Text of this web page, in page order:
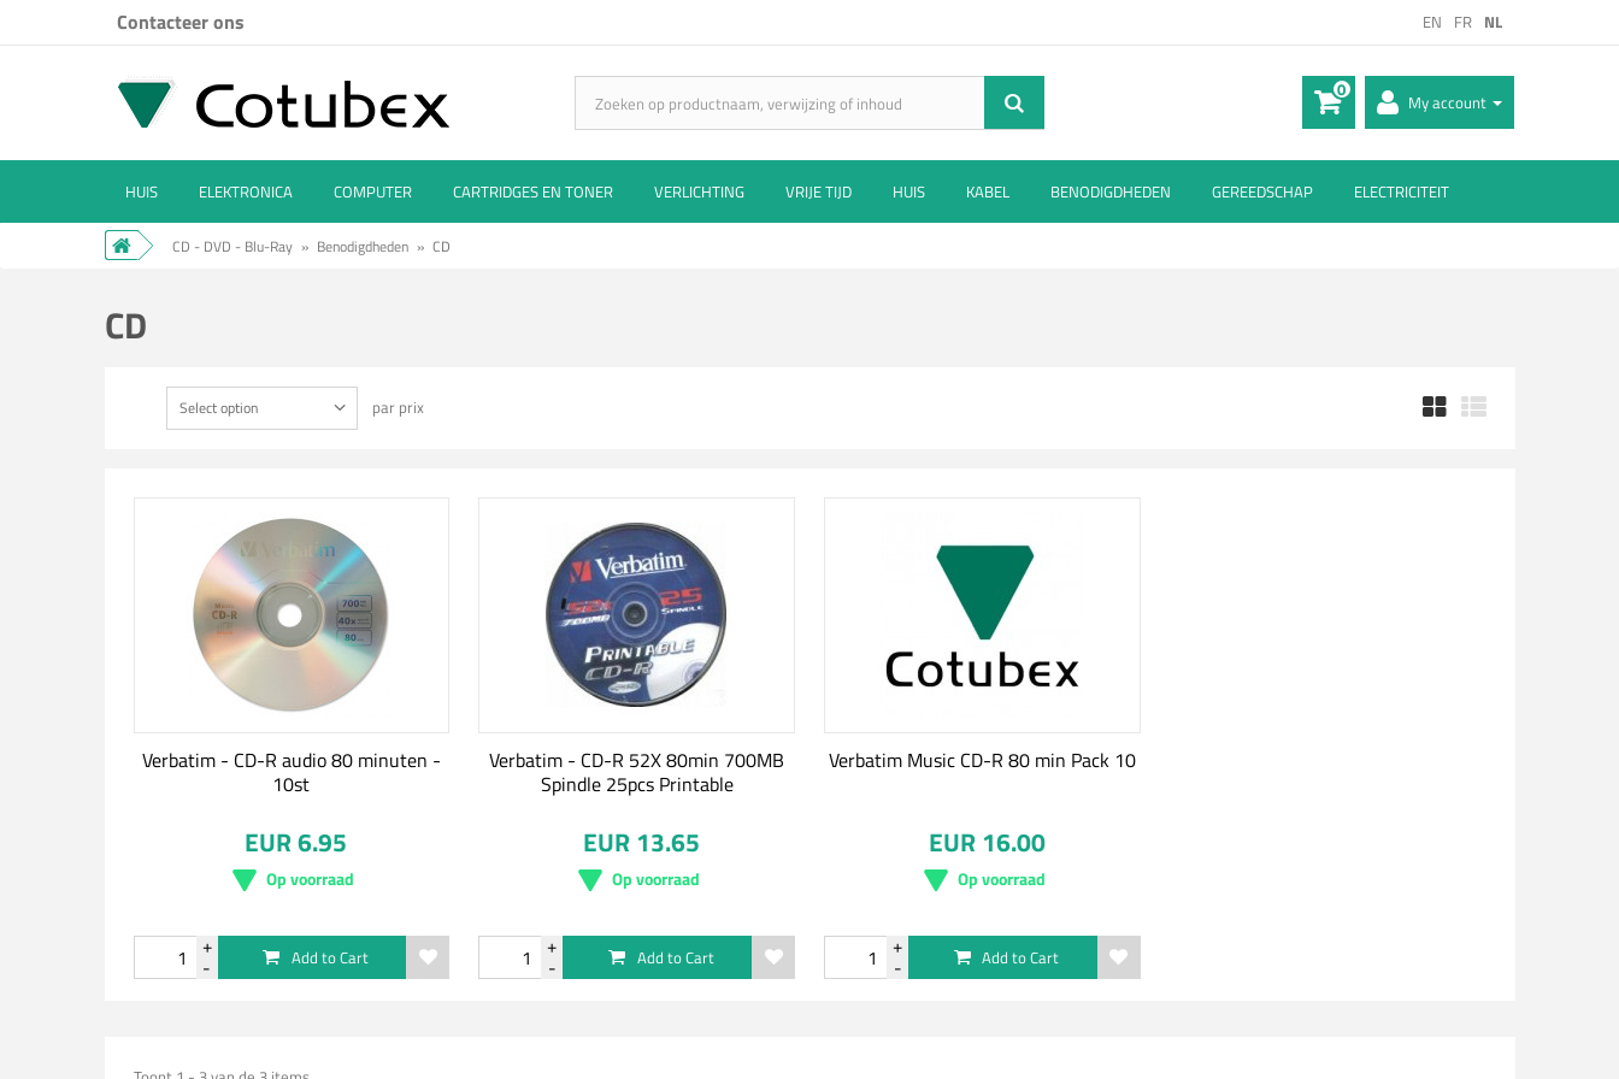
EN FR NL
Contacteer ons
My account
0
HUIS ELEKTRONICA COMPUTER CARTRIDGES EN TONER VERLICHTING VRIJE TIJD HUIS KABEL BENODIGDHEDEN GEREEDSCHAP ELECTRICITEIT
CD - DVD - Blu-Ray » Benodigdheden » CD
CD
Select option par prix
Verbatim - CD-R audio 80 minuten -
10st
EUR 6.95
Op voorraad
Add to Cart
Verbatim - CD-R 52X 80min 700MB
Spindle 25pcs Printable
EUR 13.65
Op voorraad
Add to Cart
Verbatim Music CD-R 80 min Pack 10
EUR 16.00
Op voorraad
Add to Cart